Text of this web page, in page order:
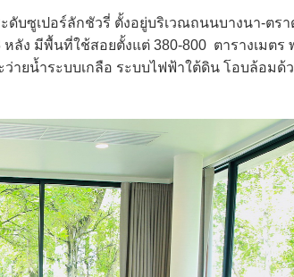
บซูเปอร์ลักชัวรี่ ตั้งอยู่บริเวณถนนบางนา-ตร
ลัง มีพื้นที่ใช้สอยตั้งแต่ 380-800 ตารางเมตร
ายน้ำระบบเกลือ ระบบไฟฟ้าใต้ดิน โอบล้อมด้